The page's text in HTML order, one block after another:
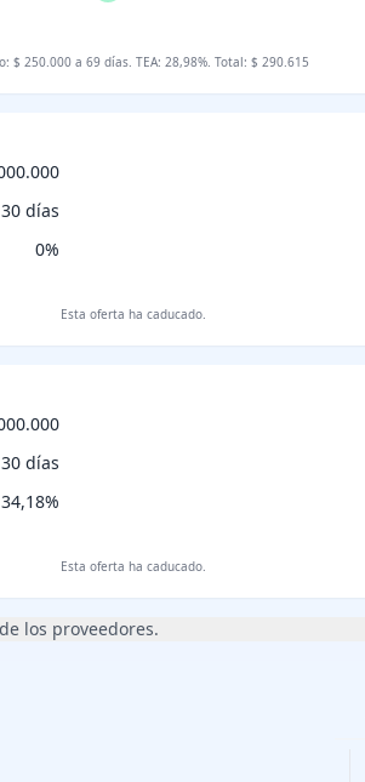
$ 250.000 a 69 días. TEA: 28,98%. Total: $ 290.615
días
0%
Esta oferta ha caducado.
días
34,18%
Esta oferta ha caducado.
los proveedores.